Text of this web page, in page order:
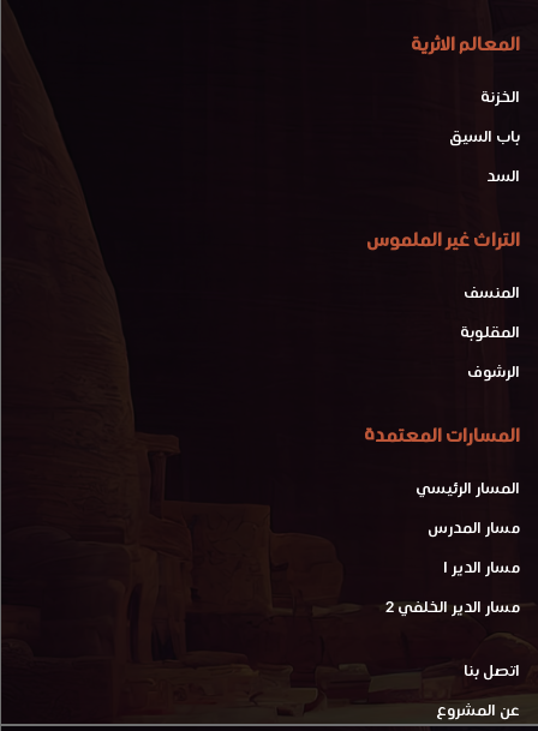
المعالم الاثرية
الخزنة
باب السيق
السد
التراث غير الملموس
المنسف
المقلوبة
الرشوف
المسارات المعتمدة
المسار الرئيسي
مسار المدرس
مسار الدير 1
مسار الدير الخلفي 2
اتصل بنا
عن المشروع